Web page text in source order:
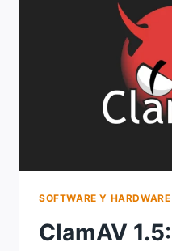
SOFTWARE Y HARDWARE
ClamAV